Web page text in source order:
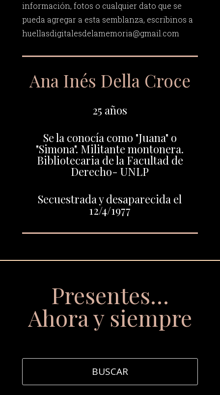
información, fotos o cualquier dato que se
pueda agregar a esta semblanza, escribinos a
huellasdigitalesdelamemoria@gmail.com
Ana Inés Della Croce
25 años
Se la conocía como "Juana" o
"Simona". Militante montonera.
Bibliotecaria de la Facultad de
Derecho- UNLP
Secuestrada y desaparecida el
12/4/1977
Presentes…
Ahora y siempre